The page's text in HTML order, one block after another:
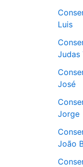
Luis
Judas
José
Jorge
João